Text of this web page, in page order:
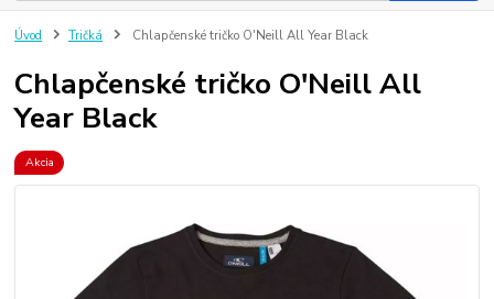
Úvod Tričká Chlapčenské tričko O'Neill All Year Black
Chlapčenské tričko O'Neill All
Year Black
Akcia